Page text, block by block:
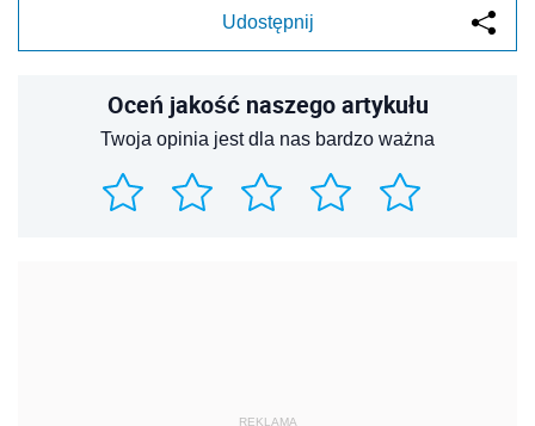
Udostępnij
Oceń jakość naszego artykułu
Twoja opinia jest dla nas bardzo ważna
REKLAMA